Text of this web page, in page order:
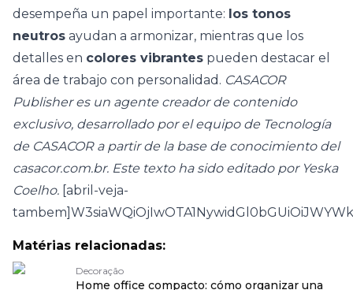
desempeña un papel importante: los tonos
neutros ayudan a armonizar, mientras que los
detalles en colores vibrantes pueden destacar el
área de trabajo con personalidad. CASACOR
Publisher es un agente creador de contenido
exclusivo, desarrollado por el equipo de Tecnología
de CASACOR a partir de la base de conocimiento del
casacor.com.br. Este texto ha sido editado por Yeska
Coelho. [abril-veja-
Matérias relacionadas:
Decoração
Home office compacto: cómo organizar una